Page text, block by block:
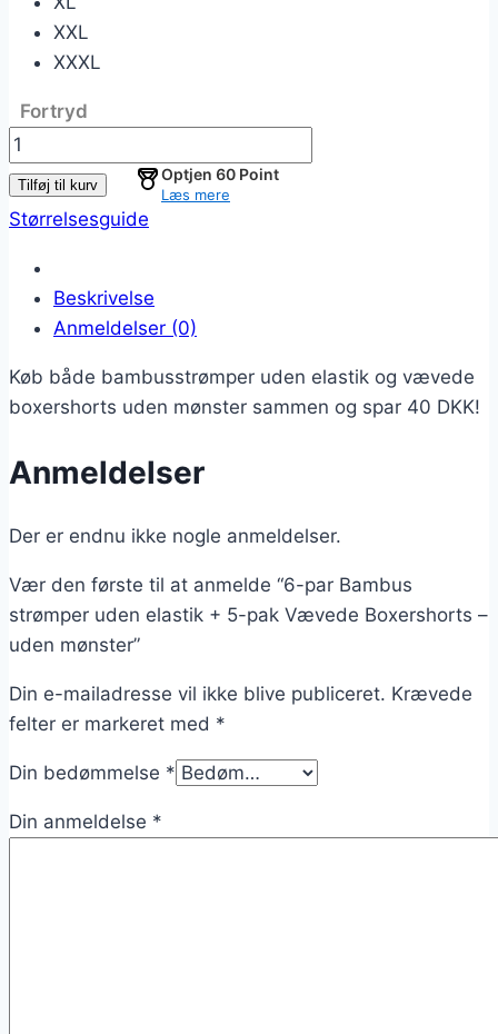
XXL
XXXL
Fortryd
6-
par
Bambus
strømper
elastik
pak
Vævede
–
mønster
Tilføj til kurv
Optjen 60 Point
Læs mere
Størrelsesguide
Beskrivelse
Anmeldelser (0)
Køb både bambusstrømper uden elastik og vævede
boxershorts uden mønster sammen og spar 40 DKK!
Anmeldelser
Der er endnu ikke nogle anmeldelser.
Vær den første til at anmelde “6-par Bambus
strømper uden elastik + 5-pak Vævede Boxershorts –
uden mønster”
Din e-mailadresse vil ikke blive publiceret. Krævede
felter er markeret med *
Din bedømmelse *
Din anmeldelse *